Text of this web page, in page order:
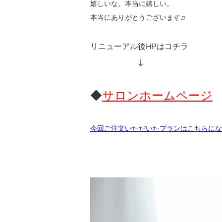
嬉しいな。本当に嬉しい。
本当にありがとうございます♫
リニューアル後HPはコチラ
↓
◆サロンホームページ
今回ご注文いただいたプランはこちらに